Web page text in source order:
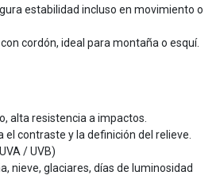
estabilidad incluso en movimiento o
cordón, ideal para montaña o esquí.
alta resistencia a impactos.
el contraste y la definición del relieve.
/ UVB)
nieve, glaciares, días de luminosidad